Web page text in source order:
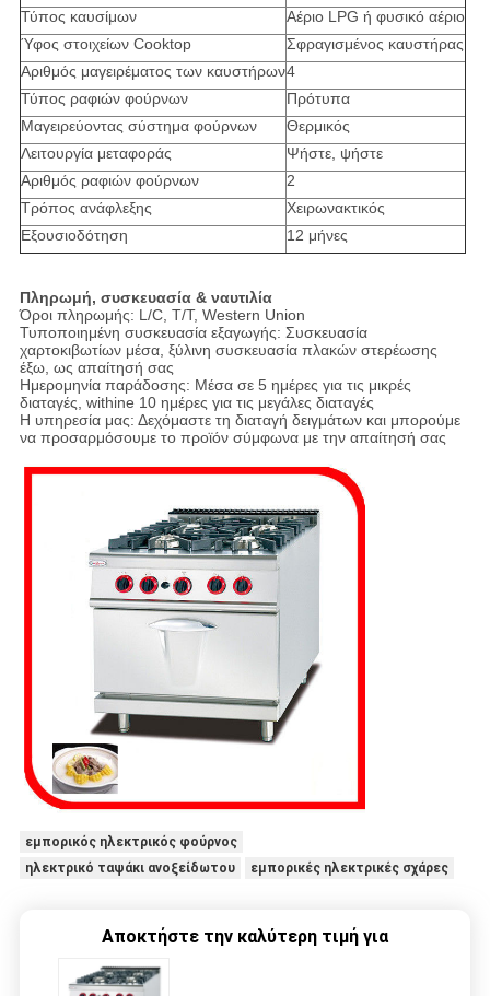
Τύπος καυσίμων
Αέριο LPG ή φυσικό αέριο
Ύφος στοιχείων Cooktop
Σφραγισμένος καυστήρας
Αριθμός μαγειρέματος των καυστήρων4
Τύπος ραφιών φούρνων
Πρότυπα
Μαγειρεύοντας σύστημα φούρνων
Θερμικός
Λειτουργία μεταφοράς
Ψήστε, ψήστε
Αριθμός ραφιών φούρνων
2
Τρόπος ανάφλεξης
Χειρωνακτικός
Εξουσιοδότηση
12 μήνες
Πληρωμή, συσκευασία & ναυτιλία
Όροι πληρωμής: L/C, T/T, Western Union
Τυποποιημένη συσκευασία εξαγωγής: Συσκευασία
χαρτοκιβωτίων μέσα, ξύλινη συσκευασία πλακών στερέωσης
έξω, ως απαίτησή σας
Ημερομηνία παράδοσης: Μέσα σε 5 ημέρες για τις μικρές
διαταγές, withine 10 ημέρες για τις μεγάλες διαταγές
Η υπηρεσία μας: Δεχόμαστε τη διαταγή δειγμάτων και μπορούμε
να προσαρμόσουμε το προϊόν σύμφωνα με την απαίτησή σας
εμπορικός ηλεκτρικός φούρνος
ηλεκτρικό ταψάκι ανοξείδωτου
εμπορικές ηλεκτρικές σχάρες
Αποκτήστε την καλύτερη τιμή για